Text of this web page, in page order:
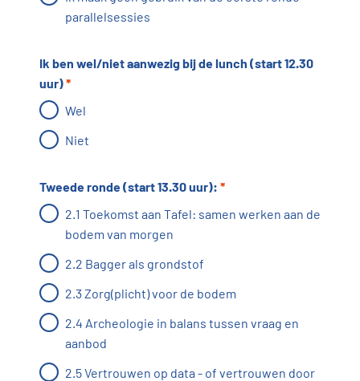
parallelsessies
Ik ben wel/niet aanwezig bij de lunch (start 12.30
uur)*
Wel
Niet
Tweede ronde (start 13.30 uur): *
2.1 Toekomst aan Tafel: samen werken aan de
bodem van morgen
2.2 Bagger als grondstof
2.3 Zorg(plicht) voor de bodem
2.4 Archeologie in balans tussen vraag en
aanbod
2.5 Vertrouwen op data - of vertrouwen door